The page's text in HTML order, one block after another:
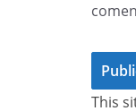
This